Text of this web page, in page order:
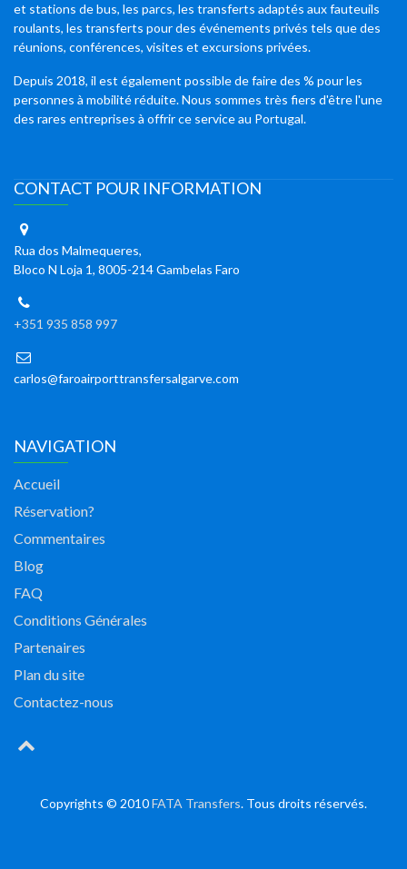
et stations de bus, les parcs, les transferts adaptés aux fauteuils
roulants, les transferts pour des événements privés tels que des
réunions, conférences, visites et excursions privées.
Depuis 2018, il est également possible de faire des % pour les
personnes à mobilité réduite. Nous sommes très fiers d'être l'une
des rares entreprises à offrir ce service au Portugal.
CONTACT POUR INFORMATION
Rua dos Malmequeres,
Bloco N Loja 1, 8005-214 Gambelas Faro
+351 935 858 997
carlos@faroairporttransfersalgarve.com
NAVIGATION
Accueil
Réservation?
Commentaires
Blog
FAQ
Conditions Générales
Partenaires
Plan du site
Contactez-nous
Copyrights © 2010FATA Transfers. Tous droits réservés.